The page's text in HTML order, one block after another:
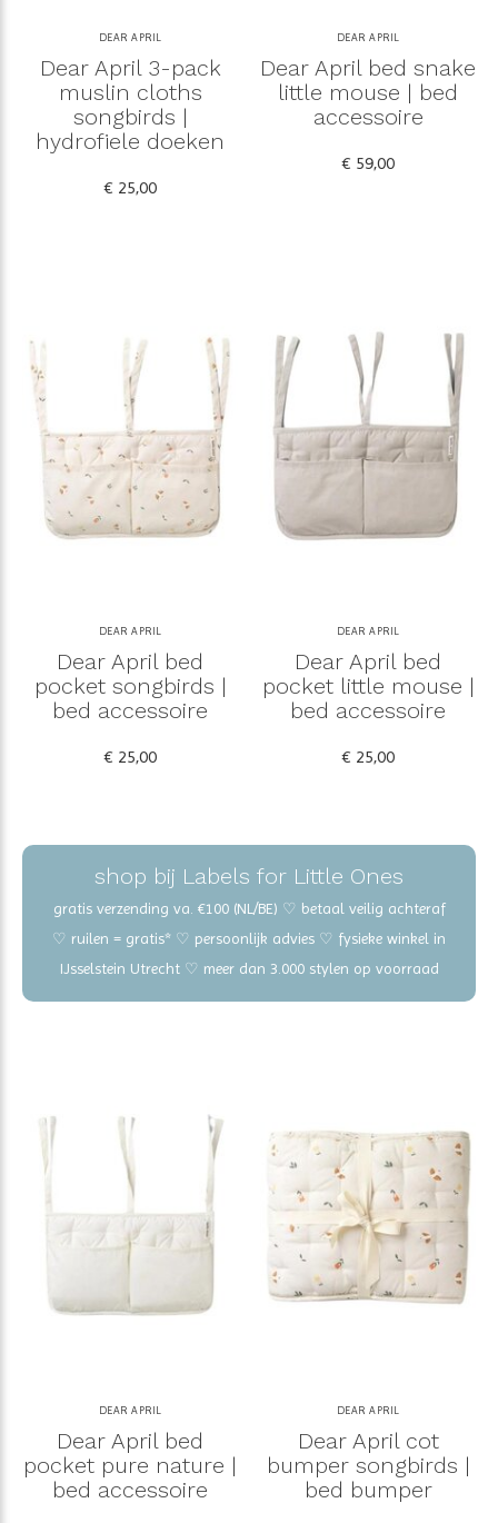
DEAR APRIL
Dear April 3-pack
muslin cloths
songbirds |
hydrofiele doeken
€ 25,00
DEAR APRIL
Dear April bed snake
little mouse | bed
accessoire
€ 59,00
DEAR APRIL
Dear April bed
pocket songbirds |
bed accessoire
€ 25,00
DEAR APRIL
Dear April bed
pocket little mouse |
bed accessoire
€ 25,00
shop bij Labels for Little Ones
gratis verzending va. €100 (NL/BE) ♡ betaal veilig achteraf
♡ ruilen = gratis* ♡ persoonlijk advies ♡ fysieke winkel in
IJsselstein Utrecht ♡ meer dan 3.000 stylen op voorraad
DEAR APRIL
Dear April bed
pocket pure nature |
bed accessoire
DEAR APRIL
Dear April cot
bumper songbirds |
bed bumper